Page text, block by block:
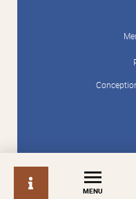
info
MENU